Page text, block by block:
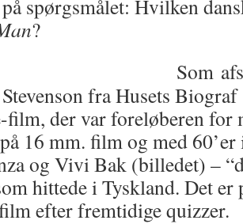
spørgsmålet: Hvilken
?
Som
fra Husets
film, der var foreløberen for
16 mm. film og med
og Vivi Bak (billedet) –
hittede i Tyskland. Det er
efter fremtidige quizzer.